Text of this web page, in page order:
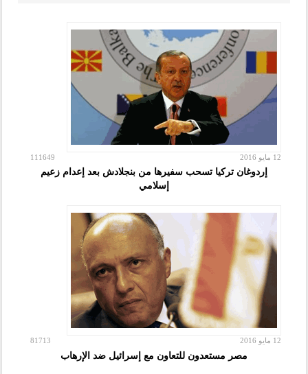
12 مايو 2016 111649
إردوغان تركيا تسحب سفيرها من بنجلادش بعد إعدام زعيم
إسلامي
12 مايو 2016 81713
مصر مستعدون للتعاون مع إسرائيل ضد الإرهاب